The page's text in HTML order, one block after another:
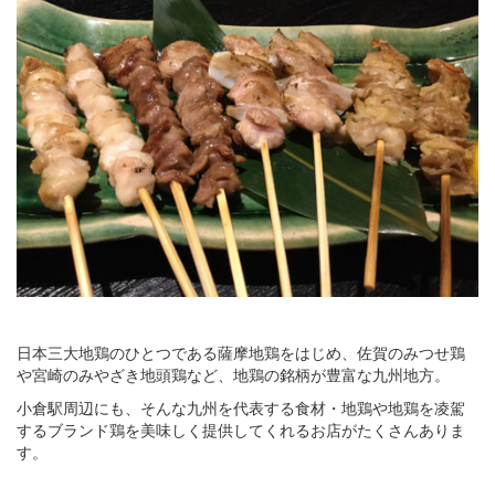
日本三大地鶏のひとつである薩摩地鶏をはじめ、佐賀のみつせ鶏
や宮崎のみやざき地頭鶏など、地鶏の銘柄が豊富な九州地方。
小倉駅周辺にも、そんな九州を代表する食材・地鶏や地鶏を凌駕
するブランド鶏を美味しく提供してくれるお店がたくさんありま
す。